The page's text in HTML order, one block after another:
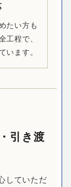
たい方も
工程で、
います。
引き渡
していただ